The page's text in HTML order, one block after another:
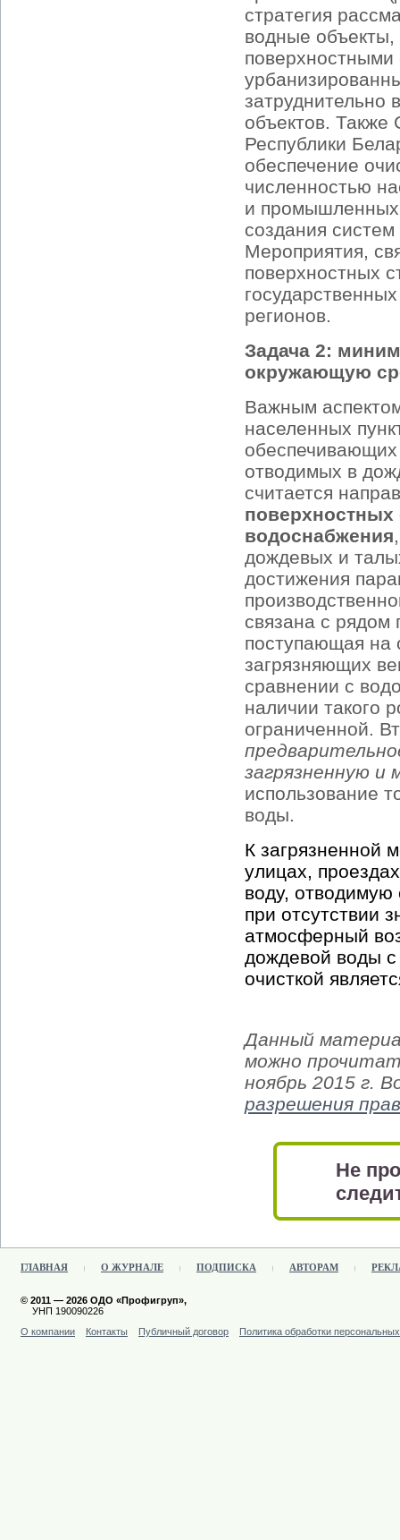
стратегия
водные объекты,
затруднительно
объектов.
Республики
обеспечение
численностью
и промышленных
создания
Мероприятия,
поверхностных
регионов.
Задача 2:
окружающую
Важным
населенных
отводимых в
считается
поверхностных
водоснабжения
дождевых и
достижения
связана с рядом
поступающая на
загрязняющих
сравнении с
наличии такого
ограниченной.
загрязненную и
использование
воды.
К загрязненной
улицах,
воду, отводимую
при отсутствии
атмосферный
дождевой воды
очисткой
Данный
можно
ноябрь 2015 г.
разрешения
Не
ГЛАВНАЯ О ЖУРНАЛЕ ПОДПИСКА АВТОРАМ
© 2011 — 2026 ОДО «Профигруп»,
УНП 190090226
О компании
Контакты Публичный договор Политика обработки